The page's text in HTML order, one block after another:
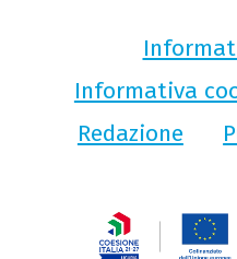
Informativa
Redazione